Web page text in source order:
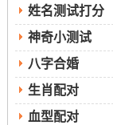
2025年9月26日
解除、出行、修
甲、扫舍、求医
姓名测试打分
神奇小测试
八字合婚
生肖配对
血型配对